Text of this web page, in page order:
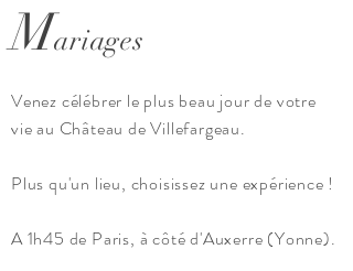
Mariages
Venez célébrer le plus beau jour de votre
vie au Château de Villefargeau.
Plus qu'un lieu, choisissez une expérience !
A 1h45 de Paris, à côté d'Auxerre (Yonne).